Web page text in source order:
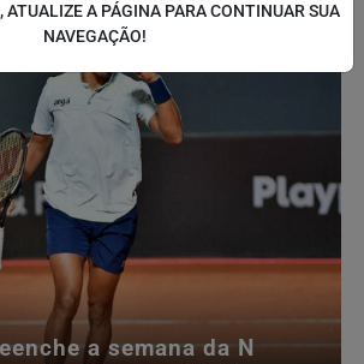
a semana da N
ATUALIZE A PÁGINA PARA CONTINUAR SUA
NAVEGAÇÃO!